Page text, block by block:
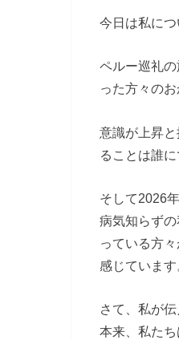
今日は私につ
ペルー巡礼
った方々の
意識が上昇
ることは誰
そして2026
病気知らず
っている方
感じています
さて、私が
本来、私た